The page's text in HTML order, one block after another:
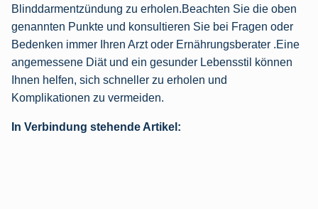
Blinddarmentzündung zu erholen.Beachten Sie die oben
genannten Punkte und konsultieren Sie bei Fragen oder
Bedenken immer Ihren Arzt oder Ernährungsberater .Eine
angemessene Diät und ein gesunder Lebensstil können
Ihnen helfen, sich schneller zu erholen und
Komplikationen zu vermeiden.
In Verbindung stehende Artikel: